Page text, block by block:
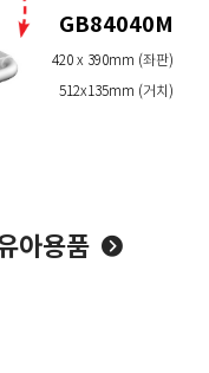
GB84040M
420 x 390mm (좌판)
512x135mm (거치)
아용품